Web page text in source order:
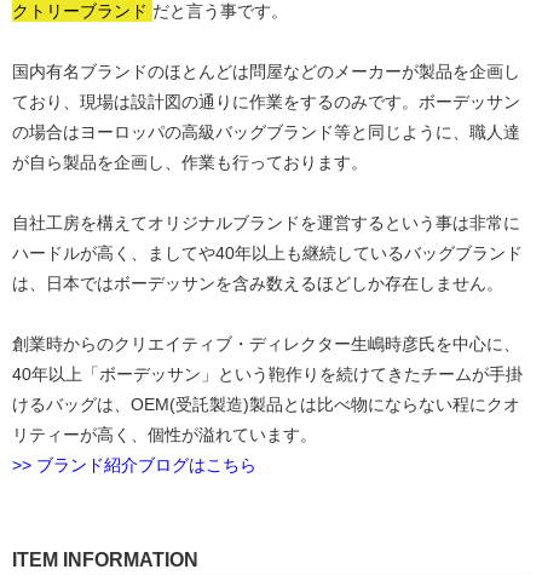
クトリーブランド だと言う事です。
国内有名ブランドのほとんどは問屋などのメーカーが製品を企画し
ており、現場は設計図の通りに作業をするのみです。ボーデッサン
の場合はヨーロッパの高級バッグブランド等と同じように、職人達
が自ら製品を企画し、作業も行っております。
自社工房を構えてオリジナルブランドを運営するという事は非常に
ハードルが高く、ましてや40年以上も継続しているバッグブランド
は、日本ではボーデッサンを含み数えるほどしか存在しません。
創業時からのクリエイティブ・ディレクター生嶋時彦氏を中心に、
40年以上「ボーデッサン」という鞄作りを続けてきたチームが手掛
けるバッグは、OEM(受託製造)製品とは比べ物にならない程にクオ
リティーが高く、個性が溢れています。
>> ブランド紹介ブログはこちら
ITEM INFORMATION